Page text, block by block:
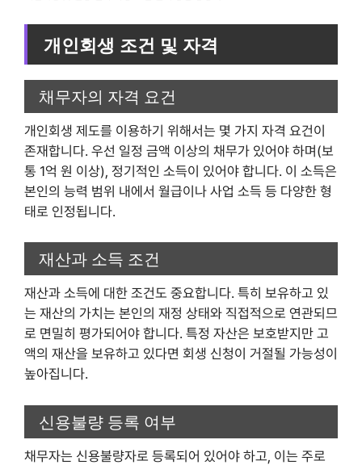
개인회생 조건 및 자격
채무자의 자격 요건
개인회생 제도를 이용하기 위해서는 몇 가지 자격 요건이
존재합니다. 우선 일정 금액 이상의 채무가 있어야 하며(보
통 1억 원 이상), 정기적인 소득이 있어야 합니다. 이 소득은
본인의 능력 범위 내에서 월급이나 사업 소득 등 다양한 형
태로 인정됩니다.
재산과 소득 조건
재산과 소득에 대한 조건도 중요합니다. 특히 보유하고 있
는 재산의 가치는 본인의 재정 상태와 직접적으로 연관되므
로 면밀히 평가되어야 합니다. 특정 자산은 보호받지만 고
액의 재산을 보유하고 있다면 회생 신청이 거절될 가능성이
높아집니다.
신용불량 등록 여부
채무자는 신용불량자로 등록되어 있어야 하고, 이는 주로